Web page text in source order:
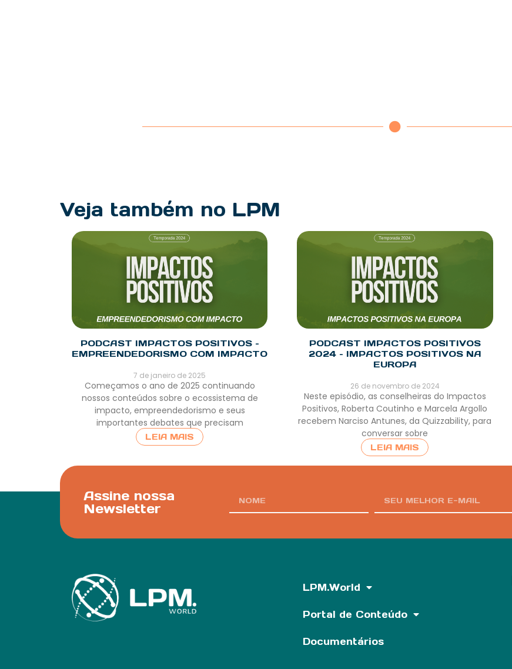
Veja também no LPM
PODCAST IMPACTOS POSITIVOS –
EMPREENDEDORISMO COM IMPACTO
7 de janeiro de 2025
Começamos o ano de 2025 continuando
nossos conteúdos sobre o ecossistema de
impacto, empreendedorismo e seus
importantes debates que precisam
LEIA MAIS
PODCAST IMPACTOS POSITIVOS
2024 – IMPACTOS POSITIVOS NA
EUROPA
26 de novembro de 2024
Neste episódio, as conselheiras do Impactos
Positivos, Roberta Coutinho e Marcela Argollo
recebem Narciso Antunes, da Quizzability, para
conversar sobre
LEIA MAIS
Assine nossa
Newsletter
LPM.World
Portal de Conteúdo
Documentários